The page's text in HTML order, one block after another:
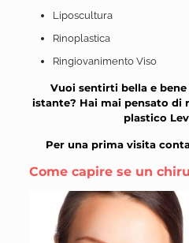
Liposcultura
Rinoplastica
Ringiovanimento Viso
Vuoi sentirti bella e
istante? Hai mai pensato
plastico
Per una prima visita
Come capire se un